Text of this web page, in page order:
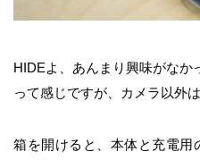
HIDEよ、あんまり興味がなか
って感じですが、カメラ以外
箱を開けると、本体と充電用